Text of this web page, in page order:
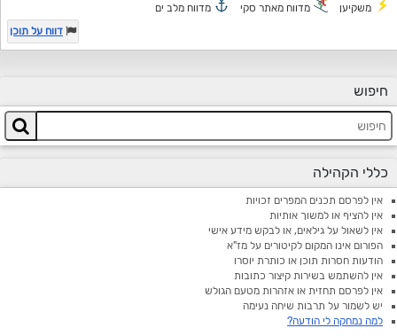
משקיען מדווח מאתר סקי
מדווח מלב ים
דווח על תוכן
חיפוש
כללי הקהילה
אין לפרסם תכנים המפרים זכויות
אין להציף או למשוך אותיות
אין לשאול על גילאים, או לבקש מידע אישי
הפורום אינו המקום לקיטורים על מז"א
הודעות חסרות תוכן או כותרת יוסרו
אין להשתמש בשירות קיצור כתובות
אין לפרסם תחזית או אזהרות מטעם הגולש
יש לשמור על תרבות שיחה נעימה
למה נמחקה לי הודעה?